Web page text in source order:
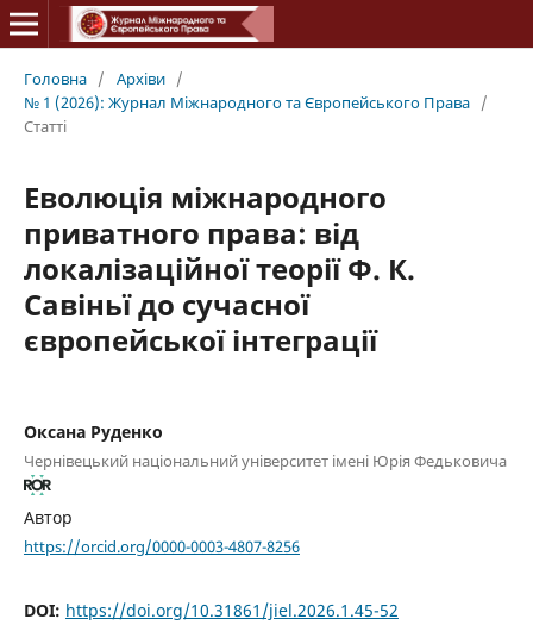
Головна / Архіви /
№ 1 (2026): Журнал Міжнародного та Європейського Права /
Статті
Еволюція міжнародного
приватного права: від
локалізаційної теорії Ф. К.
Савіньї до сучасної
європейської інтеграції
Оксана Руденко
Чернівецький національний університет імені Юрія Федьковича
Автор
https://orcid.org/0000-0003-4807-8256
DOI: https://doi.org/10.31861/jiel.2026.1.45-52